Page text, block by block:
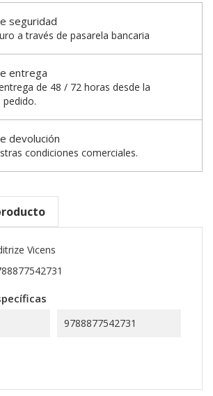
seguridad
a través de pasarela bancaria
entrega
de 48 / 72 horas desde la
pedido.
devolución
condiciones comerciales.
Vicens
9788877542731